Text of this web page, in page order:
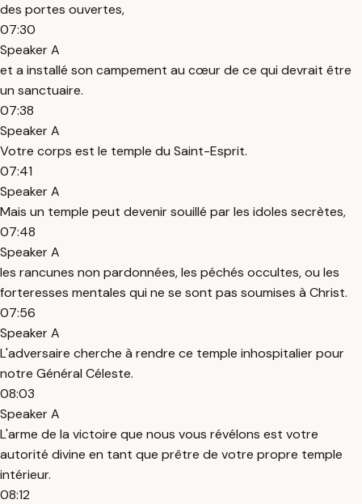
des portes ouvertes,
07:30
Speaker A
et a installé son campement au cœur de ce qui devrait être
un sanctuaire.
07:38
Speaker A
Votre corps est le temple du Saint-Esprit.
07:41
Speaker A
Mais un temple peut devenir souillé par les idoles secrètes,
07:48
Speaker A
les rancunes non pardonnées, les péchés occultes, ou les
forteresses mentales qui ne se sont pas soumises à Christ.
07:56
Speaker A
L'adversaire cherche à rendre ce temple inhospitalier pour
notre Général Céleste.
08:03
Speaker A
L'arme de la victoire que nous vous révélons est votre
autorité divine en tant que prêtre de votre propre temple
intérieur.
08:12